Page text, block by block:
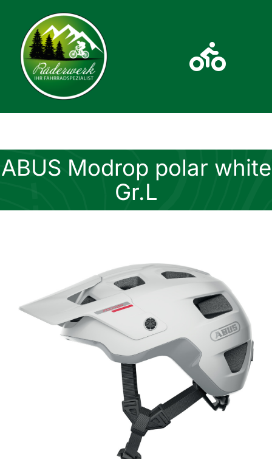
springen
Kontakt
ABUS Modrop polar white
Gr.L